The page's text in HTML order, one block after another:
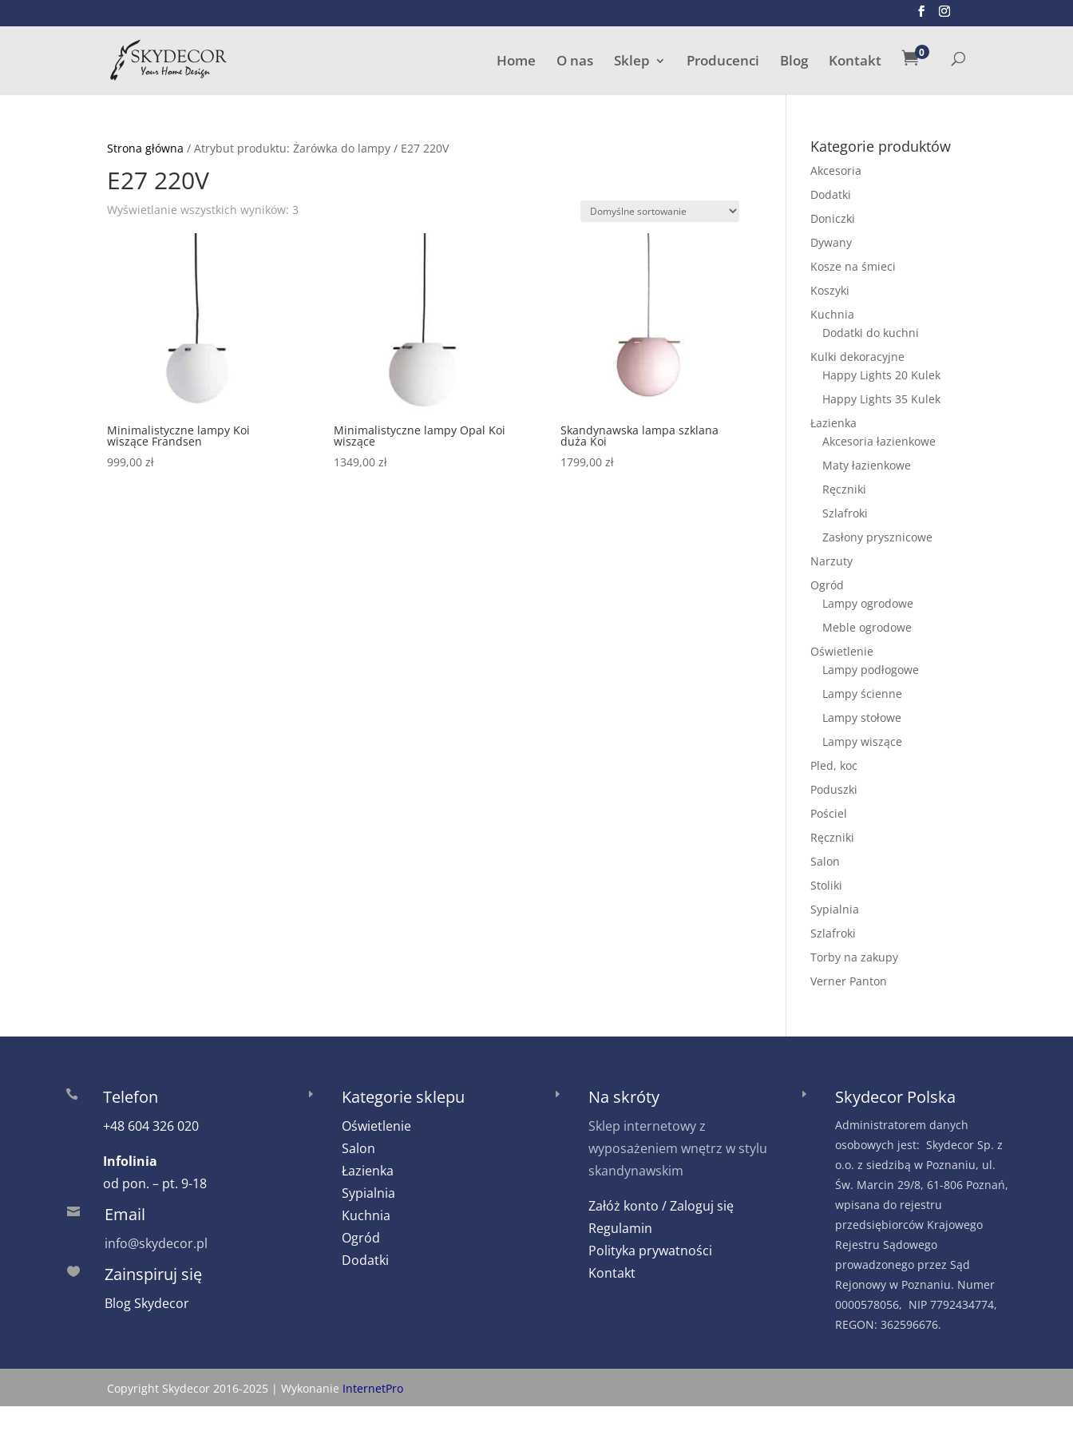
Home O nas Sklep Producenci Blog Kontakt 0
Wyszukiwarka
Strona główna / Atrybut produktu: Żarówka do lampy / E27 220V
E27 220V
Wyświetlanie wszystkich wyników: 3
Minimalistyczne lampy Koi
wiszące Frandsen
999,00zł
Minimalistyczne lampy Opal Koi
wiszące
1349,00 zł
Skandynawska lampa szklana
duża Koi
1799,00 zł
Kategorie produktów
Akcesoria
Dodatki
Doniczki
Dywany
Kosze na śmieci
Koszyki
Kuchnia
Dodatki do kuchni
Kulki dekoracyjne
Happy Lights 20 Kulek
Happy Lights 35 Kulek
Łazienka
Akcesoria łazienkowe
Maty łazienkowe
Ręczniki
Szlafroki
Zasłony prysznicowe
Narzuty
Ogród
Lampy ogrodowe
Meble ogrodowe
Oświetlenie
Lampy podłogowe
Lampy ścienne
Lampy stołowe
Lampy wiszące
Pled, koc
Poduszki
Pościel
Ręczniki
Salon
Stoliki
Sypialnia
Szlafroki
Torby na zakupy
Verner Panton
 Telefon
+48 604 326 020
Infolinia
od pon. – pt. 9-18
 Email
info@skydecor.pl
 Zainspiruj się
Blog Skydecor
E Kategorie sklepu
Oświetlenie
Salon
Łazienka
Sypialnia
Kuchnia
Ogród
Dodatki
E Na skróty
Sklep internetowy z
wyposażeniem wnętrz w stylu
skandynawskim
Załóż konto / Zaloguj się
Regulamin
Polityka prywatności
Kontakt
E Skydecor Polska
Administratorem danych
osobowych jest: Skydecor Sp. z
o.o. z siedzibą w Poznaniu, ul.
Św. Marcin 29/8, 61-806 Poznań,
wpisana do rejestru
przedsiębiorców Krajowego
Rejestru Sądowego
prowadzonego przez Sąd
Rejonowy w Poznaniu. Numer
0000578056, NIP 7792434774,
REGON: 362596676.
Copyright Skydecor 2016-2025 | Wykonanie InternetPro